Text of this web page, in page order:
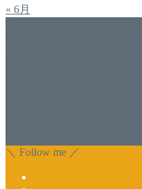
« 6月
＼ Follow me ／